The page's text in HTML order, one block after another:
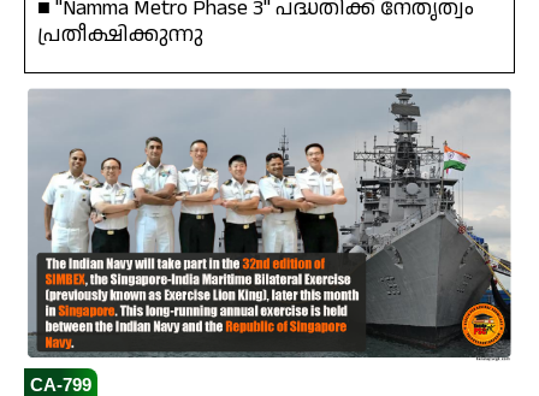
■ "Namma Metro Phase 3" പദ്ധതിക്ക് നേതൃത്വം
പ്രതീക്ഷിക്കുന്നു
CA-799